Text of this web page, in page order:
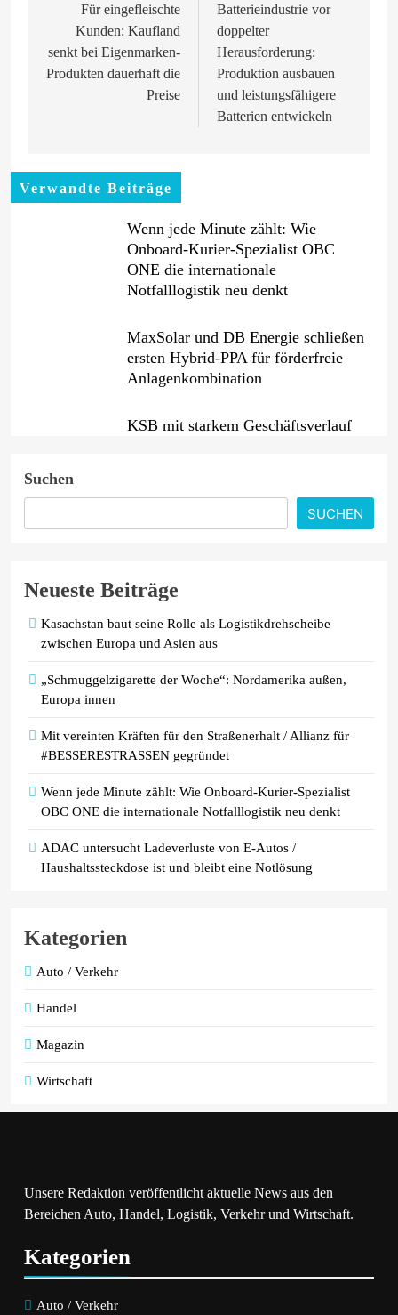
Für eingefleischte
Kunden: Kaufland
senkt bei Eigenmarken-
Produkten dauerhaft die
Preise
Batterieindustrie vor
doppelter
Herausforderung:
Produktion ausbauen
und leistungsfähigere
Batterien entwickeln
Verwandte Beiträge
Wenn jede Minute zählt: Wie
Onboard-Kurier-Spezialist OBC
ONE die internationale
Notfalllogistik neu denkt
MaxSolar und DB Energie schließen
ersten Hybrid-PPA für förderfreie
Anlagenkombination
KSB mit starkem Geschäftsverlauf
Intersolar-Trend 2026: Warum
Batteriespeicher zum wichtigsten
Suchen
SUCHEN
Neueste Beiträge
Kasachstan baut seine Rolle als Logistikdrehscheibe
zwischen Europa und Asien aus
„Schmuggelzigarette der Woche“: Nordamerika außen,
Europa innen
Mit vereinten Kräften für den Straßenerhalt / Allianz für
#BESSERESTRASSEN gegründet
Wenn jede Minute zählt: Wie Onboard-Kurier-Spezialist
OBC ONE die internationale Notfalllogistik neu denkt
ADAC untersucht Ladeverluste von E-Autos /
Haushaltssteckdose ist und bleibt eine Notlösung
Kategorien
Auto / Verkehr
Handel
Magazin
Wirtschaft
Unsere Redaktion veröffentlicht aktuelle News aus den
Bereichen Auto, Handel, Logistik, Verkehr und Wirtschaft.
Kategorien
Auto / Verkehr